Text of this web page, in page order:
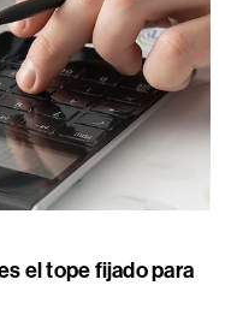
el tope fijado para